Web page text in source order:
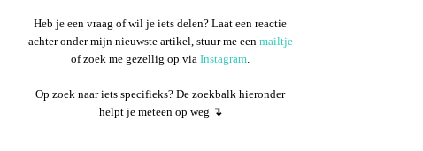
Heb je een vraag of wil je iets delen? Laat een reactie
achter onder mijn nieuwste artikel, stuur me een mailtje
of zoek me gezellig op via Instagram.
Op zoek naar iets specifieks? De zoekbalk hieronder
helpt je meteen op weg ↴